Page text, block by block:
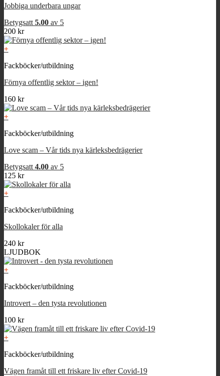
Jobbiga underbara ungar
Betygsatt 5.00 av 5
200 kr
+
Fackböcker/utbildning
Förnya offentlig sektor – igen!
160 kr
+
Fackböcker/utbildning
Love scam – Vår tids nya kärleksbedrägerier
Betygsatt 4.00 av 5
125 kr
+
Fackböcker/utbildning
Skollokaler för alla
240 kr
LJUDBOK
+
Fackböcker/utbildning
Introvert – den tysta revolutionen
100 kr
+
Fackböcker/utbildning
Vägen framåt till ett friskare liv efter Covid-19